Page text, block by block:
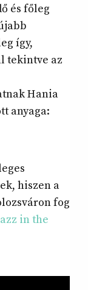
és főleg
így,
tekintve az
Hania
anyaga:
hiszen a
fog
in the